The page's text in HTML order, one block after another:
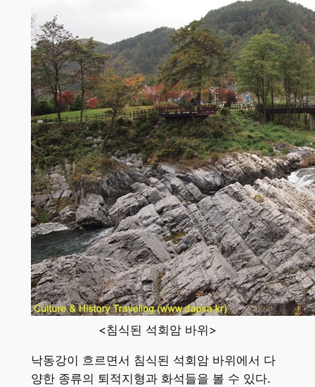
<침식된 석회암 바위>
낙동강이 흐르면서 침식된 석회암 바위에서 다
양한 종류의 퇴적지형과 화석들을 볼 수 있다.